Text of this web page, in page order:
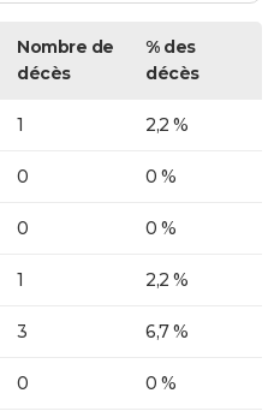
Nombre de
décès
% des
décès
1 2,2 %
0 0 %
0 0 %
1 2,2 %
3 6,7 %
0 0 %